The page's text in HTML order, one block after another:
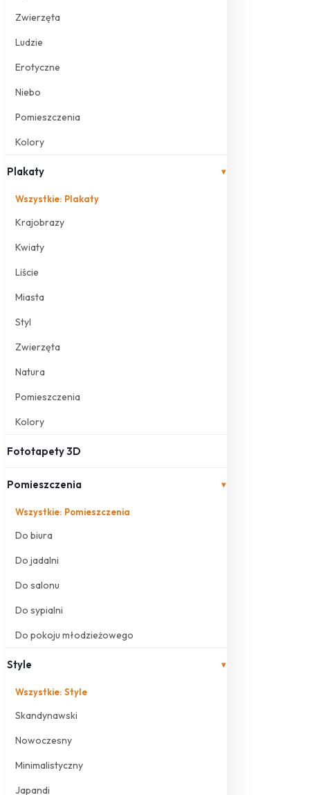
Zwierzęta
Ludzie
Erotyczne
Niebo
Pomieszczenia
Kolory
Plakaty ▾
Wszystkie: Plakaty
Krajobrazy
Kwiaty
Liście
Miasta
Styl
Zwierzęta
Natura
Pomieszczenia
Kolory
Fototapety 3D
Pomieszczenia ▾
Wszystkie: Pomieszczenia
Do biura
Do jadalni
Do salonu
Do sypialni
Do pokoju młodzieżowego
Style ▾
Wszystkie: Style
Skandynawski
Nowoczesny
Minimalistyczny
Japandi